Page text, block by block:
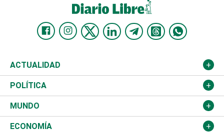
ACTUALIDAD
Nacional
Ciudad
Educación
POLÍTICA
Partidos
JCE
MUNDO
Estados Unidos
ECONOMÍA